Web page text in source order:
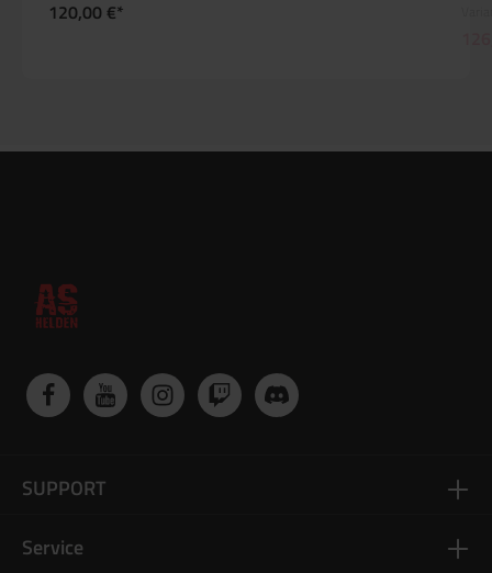
120,00 €*
SUPPORT
Service